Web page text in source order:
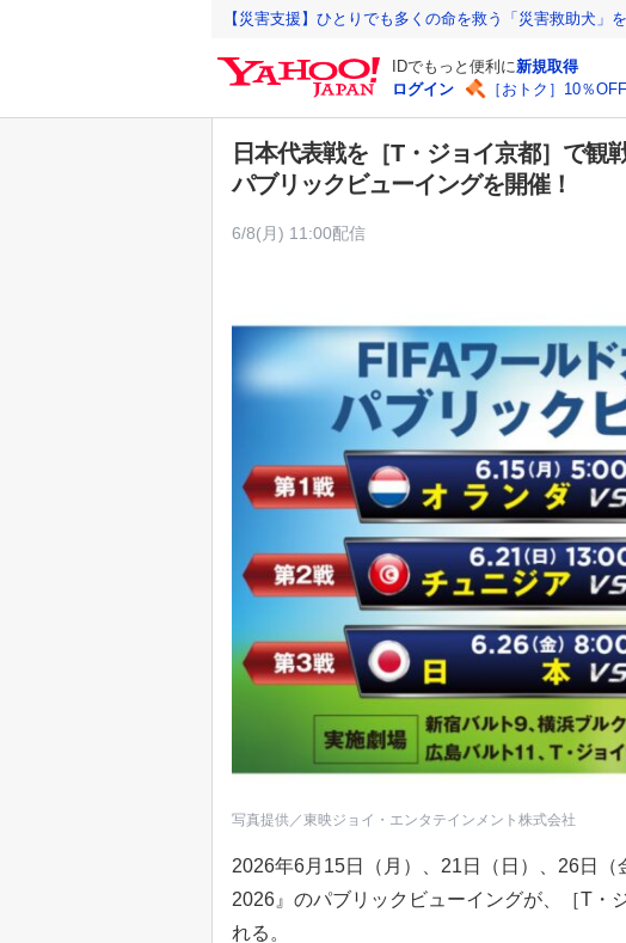
【災害支援】ひとりでも多くの命を救う「災害救助犬」
IDでもっと便利に新規取得
ログイン
［おトク］10％
日本代表戦を［T・ジョイ京都］で観
パブリックビューイングを開催！
6/8(月) 11:00配信
写真提供／東映ジョイ・エンタテインメント株式会社
2026年6月15日（月）、21日（日）、26日
2026』のパブリックビューイングが、［T・
れる。